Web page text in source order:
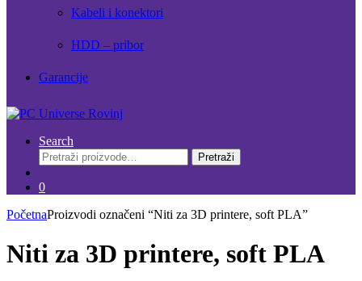
Kabeli i konektori
HDD – pribor
Garancije
Search
Pretraži:
Pretraži
0
PočetnaProizvodi označeni “Niti za 3D printere, soft PLA”
Niti za 3D printere, soft PLA